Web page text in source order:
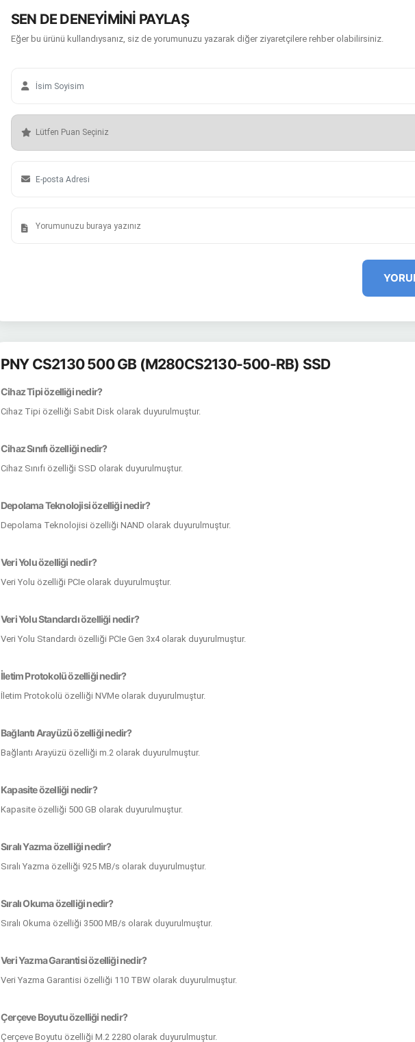
SEN DE DENEYİMİNİ PAYLAŞ
Eğer bu ürünü kullandıysanız, siz de yorumunuzu yazarak diğer ziyaretçilere rehber olabilirsiniz.
PNY CS2130 500 GB (M280CS2130-500-RB) SSD
Cihaz Tipi özelliği nedir?
Cihaz Tipi özelliği Sabit Disk olarak duyurulmuştur.
Cihaz Sınıfı özelliği nedir?
Cihaz Sınıfı özelliği SSD olarak duyurulmuştur.
Depolama Teknolojisi özelliği nedir?
Depolama Teknolojisi özelliği NAND olarak duyurulmuştur.
Veri Yolu özelliği nedir?
Veri Yolu özelliği PCIe olarak duyurulmuştur.
Veri Yolu Standardı özelliği nedir?
Veri Yolu Standardı özelliği PCIe Gen 3x4 olarak duyurulmuştur.
İletim Protokolü özelliği nedir?
İletim Protokolü özelliği NVMe olarak duyurulmuştur.
Bağlantı Arayüzü özelliği nedir?
Bağlantı Arayüzü özelliği m.2 olarak duyurulmuştur.
Kapasite özelliği nedir?
Kapasite özelliği 500 GB olarak duyurulmuştur.
Sıralı Yazma özelliği nedir?
Sıralı Yazma özelliği 925 MB/s olarak duyurulmuştur.
Sıralı Okuma özelliği nedir?
Sıralı Okuma özelliği 3500 MB/s olarak duyurulmuştur.
Veri Yazma Garantisi özelliği nedir?
Veri Yazma Garantisi özelliği 110 TBW olarak duyurulmuştur.
Çerçeve Boyutu özelliği nedir?
Çerçeve Boyutu özelliği M.2 2280 olarak duyurulmuştur.